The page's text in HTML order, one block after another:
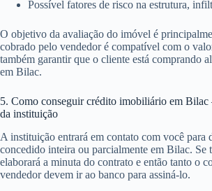
Possível fatores de risco na estrutura,
O objetivo da avaliação do imóvel é
cobrado pelo vendedor é compatível com o
também garantir que o cliente está comprando
em Bilac.
5. Como conseguir crédito imobiliário em Bilac
da instituição
A instituição entrará em contato com você para
concedido inteira ou parcialmente em Bilac. Se
elaborará a minuta do contrato e então tanto o
vendedor devem ir ao banco para assiná-lo.